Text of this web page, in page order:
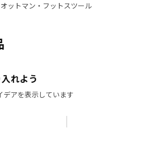
ットマン・フットスツール
れよう
デアを表示しています